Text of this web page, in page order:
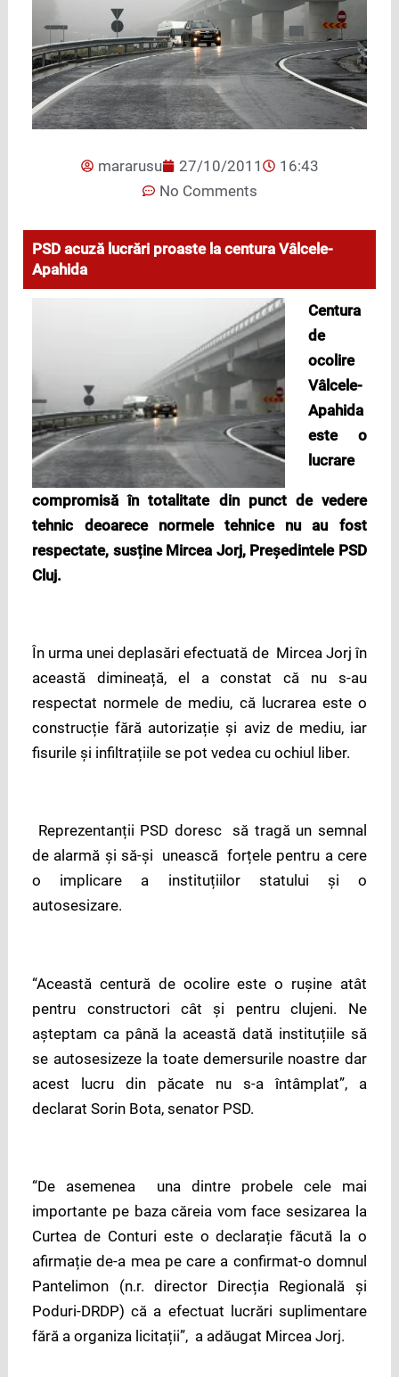
mararusu 27/10/2011
16:43
No Comments
PSD acuză lucrări proaste la centura Vâlcele-
Apahida
Centura
de
ocolire
Vâlcele-
Apahida
este o
lucrare
compromisă în totalitate din punct de vedere
tehnic deoarece normele tehnice nu au fost
respectate, susține Mircea Jorj, Președintele PSD
Cluj.
În urma unei deplasări efectuată de Mircea Jorj în
această dimineață, el a constat că nu s-au
respectat normele de mediu, că lucrarea este o
construcție fără autorizație și aviz de mediu, iar
fisurile și infiltrațiile se pot vedea cu ochiul liber.
Reprezentanții PSD doresc să tragă un semnal
de alarmă și să-și unească forțele pentru a cere
o implicare a instituțiilor statului și o
autosesizare.
“Această centură de ocolire este o rușine atât
pentru constructori cât și pentru clujeni. Ne
așteptam ca până la această dată instituțiile să
se autosesizeze la toate demersurile noastre dar
acest lucru din păcate nu s-a întâmplat”, a
declarat Sorin Bota, senator PSD.
“De asemenea una dintre probele cele mai
importante pe baza căreia vom face sesizarea la
Curtea de Conturi este o declarație făcută la o
afirmație de-a mea pe care a confirmat-o domnul
Pantelimon (n.r. director Direcția Regională și
Poduri-DRDP) că a efectuat lucrări suplimentare
fără a organiza licitații”, a adăugat Mircea Jorj.